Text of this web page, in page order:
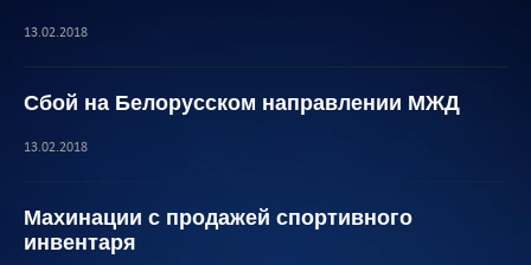
13.02.2018
Сбой на Белорусском направлении МЖД
13.02.2018
Махинации с продажей спортивного
инвентаря